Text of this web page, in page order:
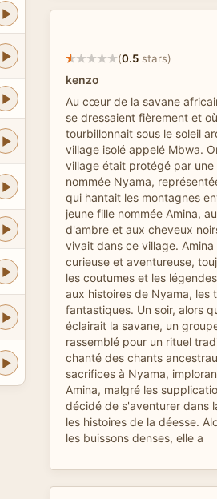
(0.5 stars)
kenzo
Au cœur de la savane
se dressaient fièrement et
tourbillonnait sous le soleil
village isolé appelé Mbwa.
village était protégé par une
nommée Nyama,
qui hantait les montagnes
jeune fille nommée Amina,
d'ambre et aux cheveux
vivait dans ce village.
curieuse et aventureuse,
les coutumes et les
aux histoires de Nyama, les
fantastiques. Un soir, alors
éclairait la savane, un
rassemblé pour un rituel
chanté des chants
sacrifices à Nyama,
Amina, malgré les
décidé de s'aventurer dans
les histoires de la déesse.
les buissons denses, elle a